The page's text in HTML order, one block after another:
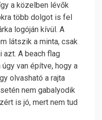
a közelben lévők
több dolgot is fel
logóján kívül. A
látszik a minta, csak
A beach flag
van építve, hogy a
olvasható a rajta
nem gabalyodik
is jó, mert nem tud